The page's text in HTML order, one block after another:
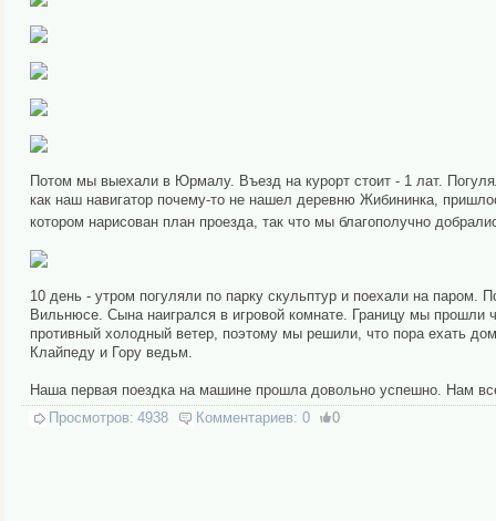
Потом мы выехали в Юрмалу. Въезд на курорт стоит - 1 лат.
как наш навигатор почему-то не нашел деревню Жибининка,
котором нарисован план проезда, так что мы благополучно
10 день - утром погуляли по парку скульптур и поехали на
Вильнюсе. Сына наигрался в игровой комнате. Границу мы прошли
противный холодный ветер, поэтому мы решили, что пора ехать
Клайпеду и Гору ведьм.
Наша первая поездка на машине прошла довольно успешно. Нам
Просмотров: 4938 Комментариев: 0 0